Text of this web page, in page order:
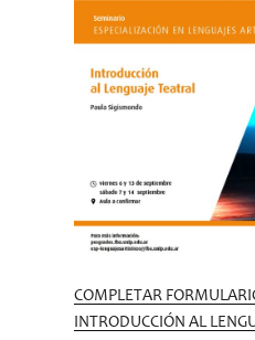
COMPLETAR
INTRODUCCIÓN AL